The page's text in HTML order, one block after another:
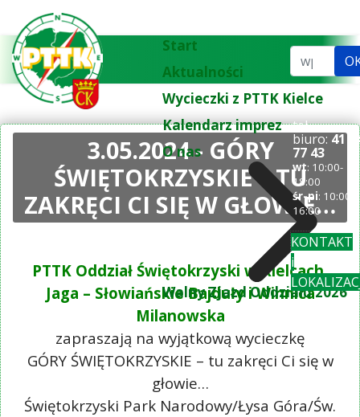
Start
Aktualności
Wycieczki z PTTK Kielce
Kalendarz imprez
O nas
Walny Zjazd Oddziału 2026
Szukaj...
tel.
biuro: 41
77 43
wt: 10:00-
18:00
śr-pi: 10:00-
16:00
KONTAKT
i
3.05.2024 - GÓRY
ŚWIĘTOKRZYSKIE – TU
ZAKRĘCI CI SIĘ W GŁOWIE…
PTTK Oddział Świętokrzyski w Kielcach,
Jaga – Słowiańskie Bajduły i Winnica
Milanowska
zapraszają na wyjątkową wycieczkę
GÓRY ŚWIĘTOKRZYSKIE – tu zakręci Ci się w
głowie…
Świętokrzyski Park Narodowy/Łysa Góra/Św.